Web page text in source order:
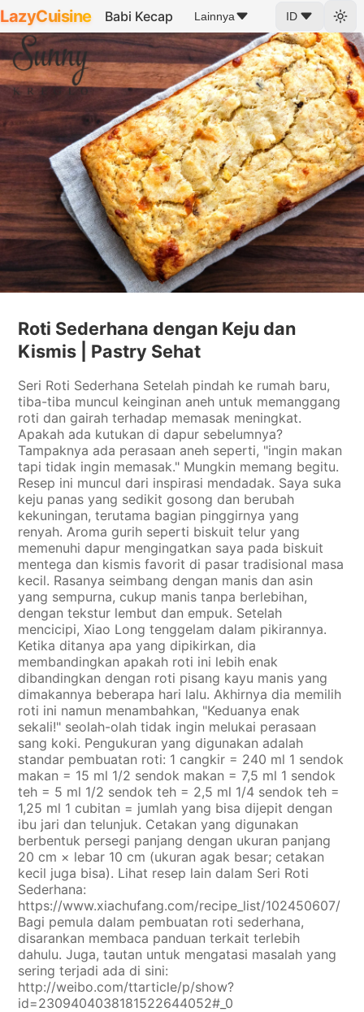
LazyCuisine Babi Kecap Lainnya ID
Roti Sederhana dengan Keju dan
Kismis | Pastry Sehat
Seri Roti Sederhana Setelah pindah ke rumah baru,
tiba-tiba muncul keinginan aneh untuk memanggang
roti dan gairah terhadap memasak meningkat.
Apakah ada kutukan di dapur sebelumnya?
Tampaknya ada perasaan aneh seperti, "ingin makan
tapi tidak ingin memasak." Mungkin memang begitu.
Resep ini muncul dari inspirasi mendadak. Saya suka
keju panas yang sedikit gosong dan berubah
kekuningan, terutama bagian pinggirnya yang
renyah. Aroma gurih seperti biskuit telur yang
memenuhi dapur mengingatkan saya pada biskuit
mentega dan kismis favorit di pasar tradisional masa
kecil. Rasanya seimbang dengan manis dan asin
yang sempurna, cukup manis tanpa berlebihan,
dengan tekstur lembut dan empuk. Setelah
mencicipi, Xiao Long tenggelam dalam pikirannya.
Ketika ditanya apa yang dipikirkan, dia
membandingkan apakah roti ini lebih enak
dibandingkan dengan roti pisang kayu manis yang
dimakannya beberapa hari lalu. Akhirnya dia memilih
roti ini namun menambahkan, "Keduanya enak
sekali!" seolah-olah tidak ingin melukai perasaan
sang koki. Pengukuran yang digunakan adalah
standar pembuatan roti: 1 cangkir = 240 ml 1 sendok
makan = 15 ml 1/2 sendok makan = 7,5 ml 1 sendok
teh = 5 ml 1/2 sendok teh = 2,5 ml 1/4 sendok teh =
1,25 ml 1 cubitan = jumlah yang bisa dijepit dengan
ibu jari dan telunjuk. Cetakan yang digunakan
berbentuk persegi panjang dengan ukuran panjang
20 cm × lebar 10 cm (ukuran agak besar; cetakan
kecil juga bisa). Lihat resep lain dalam Seri Roti
Sederhana:
https://www.xiachufang.com/recipe_list/102450607/
Bagi pemula dalam pembuatan roti sederhana,
disarankan membaca panduan terkait terlebih
dahulu. Juga, tautan untuk mengatasi masalah yang
sering terjadi ada di sini:
http://weibo.com/ttarticle/p/show?
id=2309404038181522644052#_0